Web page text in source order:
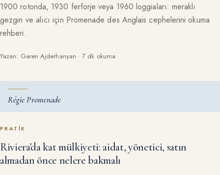
1900 rotonda, 1930 ferforje veya 1960 loggiaları: meraklı
gezgin ve alıcı için Promenade des Anglais cephelerini okuma
rehberi.
Yazan: Garen Ajderhanyan · 7 dk okuma
Régie Promenade
PRATIK
Riviera'da kat mülkiyeti: aidat, yönetici, satın
almadan önce nelere bakmalı